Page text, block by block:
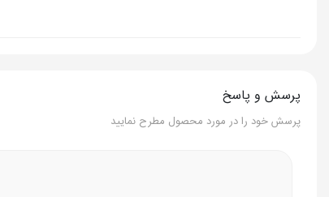
نوع ساق:
بدون ساق
پرسش و پاسخ
پرسش خود را در مورد محصول مطرح نمایید